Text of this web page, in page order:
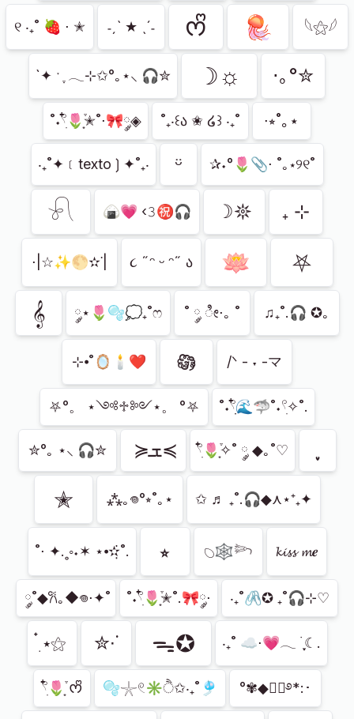
୧ ‧₊˚ 🍓 ⋅ ✭ ˗ˏˋ ★ ˎˊ˗ ᰔᩚ 🪼 𓆩⚝𓆪
`✦ ˑ ִֶ 𓂃⊹✩°｡⋆⸜ 🎧✮ ☽☼ ⋅｡°✮
˚˖𓍢ִ໋🌷͙֒✭˚⋅🎀༘◈ ˚₊‧꒰ა ✬ ໒꒱ ‧₊˚ ∙⭒˚｡⋆
‎‧₊˚✦﹝texto❳✦˚₊‧ ㅤᵕ̈ ✰˖°🌷📎⋅ ˚｡⋆୨୧˚
𓍯 🍙💗 ‹𝟹㊗🎧 ☽𖤓 ₊ ⊹
⋅|☆✨🌕✫˙| ૮ ˶ᵔ ᵕ ᵔ˶ ა 🪷
⛧
𝄞
༘⋆🌷🫧💭₊˚ෆ ˚ ༘ ೀ⋅｡ ˚ ♫₊˚.🎧 ✪｡
⊹⦁˚🪞🕯️❤ 𖡎 /ᐠ - ˕ -マ
⛧°。 ⋆༺♱༻⋆。 °⛧ ˚˖𓍢ִִ໋🌊🦈˚˖𓍢ִ✧˚.
✮°｡ ⋆⸜ 🎧✮ ≽ܫ≼ 𓍢ִ໋🌷͙֒✧˚ ༘ ◆｡˚♡
✭ ⁂｡𖦹°⭒˚｡⋆ ✩ ♬ ₊˚.🎧◆⋏⋆⁺₊✦
˚⋅ ✦.˳◦˖✶ ⋆⦁✫̣̇˚. ⭒ 𓆇🕸️𓆸 𝓴𝓲𝓼𝓼 𝓶𝒆
༘˚◆𐙚｡◆𖦹⋅✦˚ ˚˖𓍢ִ໋🌷͙֒✭˚.🎀༘⋅ ‧₊˚🖇️✪ ₊˚🎧⊹♡
๋࣭ ⭑⚝ ✮∙˙ ᯓ✪ ‧₊˚ ☁️⋅💗𓂃 ࣪ ִֶָ☾.
𓍢ִ໋🌷͙֒ ᰔᩚ 🫧𓇼𓏲✳ੈ✩‧₊˚🎐 °✾◆⋅ೃ࿔*:･